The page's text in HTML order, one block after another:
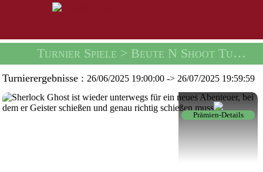
Turnier Spiele > Beute N Shoot Turnier -
Turnierergebnisse :26/06/2025 19:00:00 -> 26/07/2025 19:59:59
Prämien-Details